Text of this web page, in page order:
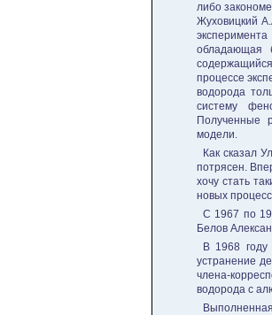
либо
Жуховицкий
обладающая
процессе
водорода
систему
Полученные
модели.
Как сказал
потрясен.
хочу стать
новых
С 1967 по
Белов
В 1968 году
устранение
члена-
водорода с